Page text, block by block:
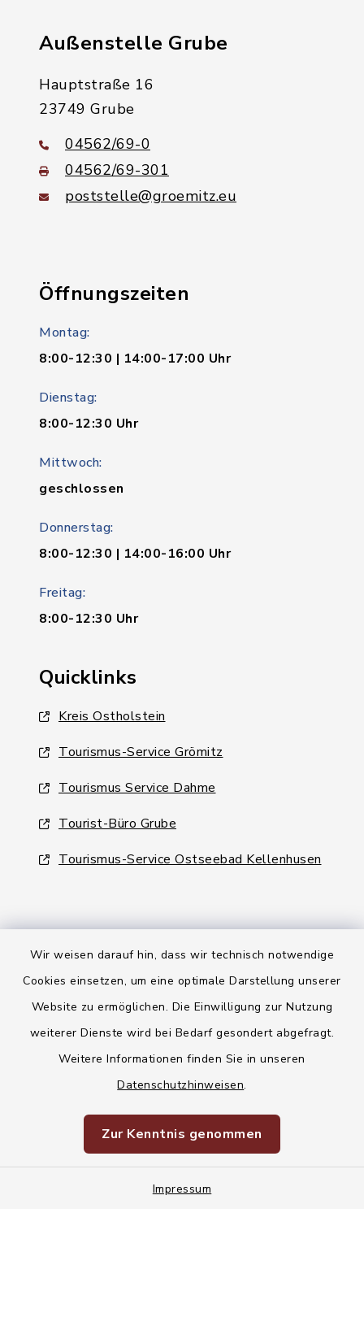
Wir weisen darauf hin, dass wir technisch notwendige
Cookies einsetzen, um eine optimale Darstellung unserer
Website zu ermöglichen. Die Einwilligung zur Nutzung
weiterer Dienste wird bei Bedarf gesondert abgefragt.
Weitere Informationen finden Sie in unseren
Datenschutzhinweisen.
Zur Kenntnis genommen
Impressum
Außenstelle Grube
Hauptstraße 16
23749 Grube
04562/69-0
04562/69-301
poststelle@groemitz.eu
Öffnungszeiten
Montag:
8:00-12:30 | 14:00-17:00 Uhr
Dienstag:
8:00-12:30 Uhr
Mittwoch:
geschlossen
Donnerstag:
8:00-12:30 | 14:00-16:00 Uhr
Freitag:
8:00-12:30 Uhr
Quicklinks
Kreis Ostholstein
Tourismus-Service Grömitz
Tourismus Service Dahme
Tourist-Büro Grube
Tourismus-Service Ostseebad Kellenhusen
Kontakt
Datenschutz
Impressum
Sitemap